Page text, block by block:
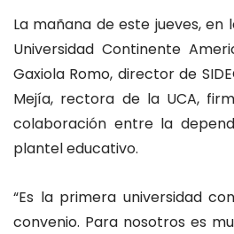
La mañana de este jueves, en
Universidad Continente
Gaxiola Romo, director de
Mejía, rectora de la UCA,
colaboración entre la
plantel educativo.
“Es la primera universidad
convenio. Para nosotros es